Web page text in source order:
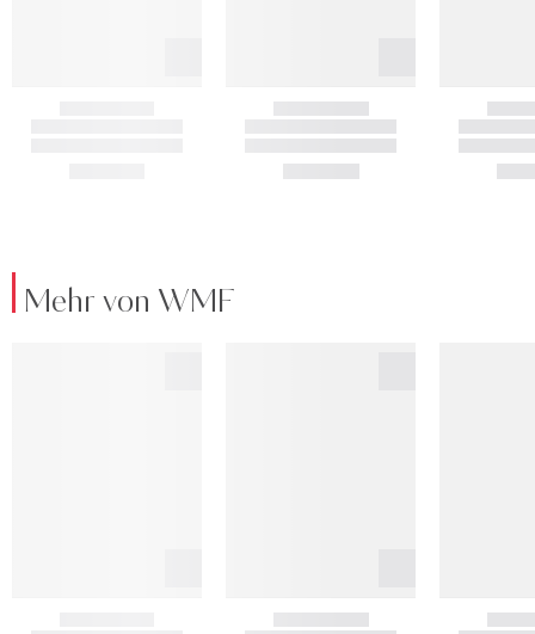
Mehr von WMF